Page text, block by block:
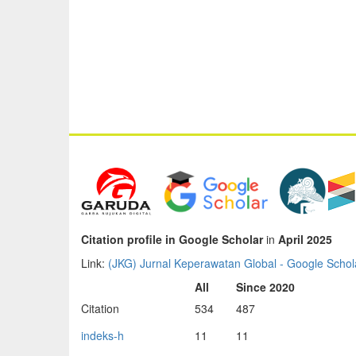
Citation profile in Google Scholarin April 2025
Link: ‪(JKG) Jurnal Keperawatan Global‬ - ‪Google
All
Since 2020
Citation
534
487
indeks-h
11
11